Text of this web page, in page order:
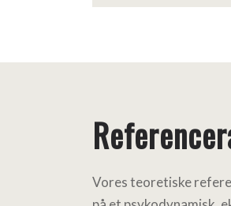
Vores teoretiske